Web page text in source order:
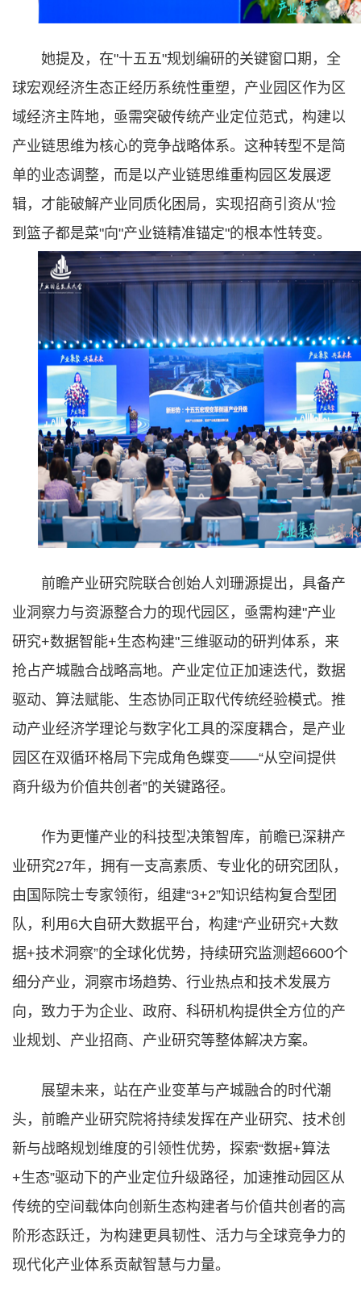
她提及，在"十五五"规划编研的关键窗口期，全
球宏观经济生态正经历系统性重塑，产业园区作为区
域经济主阵地，亟需突破传统产业定位范式，构建以
产业链思维为核心的竞争战略体系。这种转型不是简
单的业态调整，而是以产业链思维重构园区发展逻
辑，才能破解产业同质化困局，实现招商引资从"捡
到篮子都是菜"向"产业链精准锚定"的根本性转变。
前瞻产业研究院联合创始人刘珊源提出，具备产
业洞察力与资源整合力的现代园区，亟需构建"产业
研究+数据智能+生态构建"三维驱动的研判体系，来
抢占产城融合战略高地。产业定位正加速迭代，数据
驱动、算法赋能、生态协同正取代传统经验模式。推
动产业经济学理论与数字化工具的深度耦合，是产业
园区在双循环格局下完成角色蝶变——“从空间提供
商升级为价值共创者”的关键路径。
作为更懂产业的科技型决策智库，前瞻已深耕产
业研究27年，拥有一支高素质、专业化的研究团队，
由国际院士专家领衔，组建“3+2”知识结构复合型团
队，利用6大自研大数据平台，构建“产业研究+大数
据+技术洞察”的全球化优势，持续研究监测超6600个
细分产业，洞察市场趋势、行业热点和技术发展方
向，致力于为企业、政府、科研机构提供全方位的产
业规划、产业招商、产业研究等整体解决方案。
展望未来，站在产业变革与产城融合的时代潮
头，前瞻产业研究院将持续发挥在产业研究、技术创
新与战略规划维度的引领性优势，探索“数据+算法
+生态”驱动下的产业定位升级路径，加速推动园区从
传统的空间载体向创新生态构建者与价值共创者的高
阶形态跃迁，为构建更具韧性、活力与全球竞争力的
现代化产业体系贡献智慧与力量。